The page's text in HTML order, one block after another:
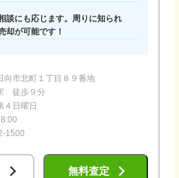
談にも応じます。周りに知られ
却が可能です！
向市北町１丁目８９番地
徒歩９分
４日曜日
1500
無料査定